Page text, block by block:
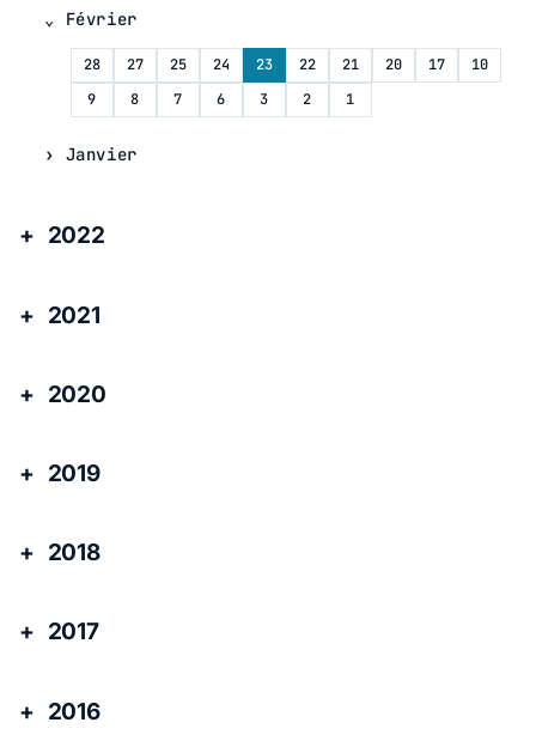
Février
28 27 25 24 23 22 21 20 17
10
9
8 7 6 3 2 1
Janvier
2022
2021
2020
2019
2018
2017
2016